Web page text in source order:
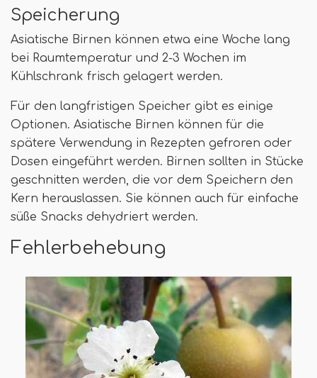
Speicherung
Asiatische Birnen können etwa eine Woche lang
bei Raumtemperatur und 2-3 Wochen im
Kühlschrank frisch gelagert werden.
Für den langfristigen Speicher gibt es einige
Optionen. Asiatische Birnen können für die
spätere Verwendung in Rezepten gefroren oder
Dosen eingeführt werden. Birnen sollten in Stücke
geschnitten werden, die vor dem Speichern den
Kern herauslassen. Sie können auch für einfache
süße Snacks dehydriert werden.
Fehlerbehebung